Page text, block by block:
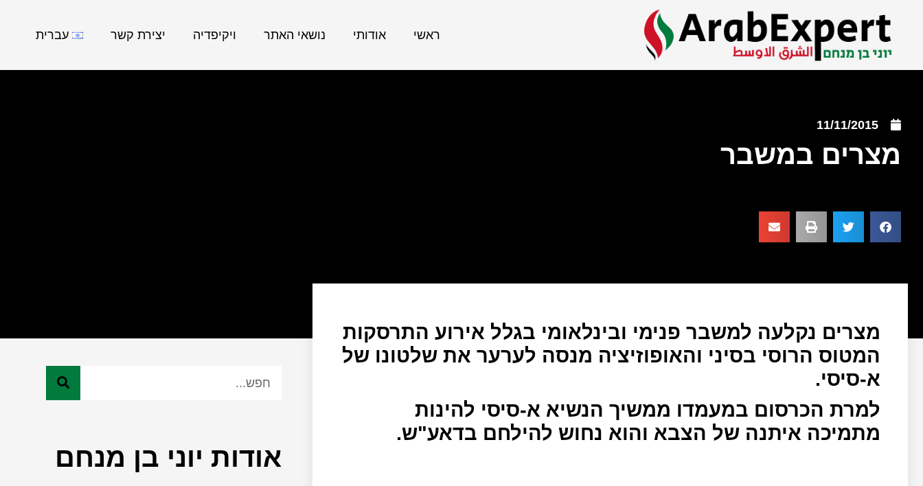
ראשי אודותי נושאי האתר ויקיפדיה יצירת קשר עברית
11/11/2015
מצרים במשבר
מצרים נקלעה למשבר פנימי ובינלאומי בגלל אירוע התרסקות
המטוס הרוסי בסיני והאופוזיציה מנסה לערער את שלטונו של
א-סיסי.
למרת הכרסום במעמדו ממשיך הנשיא א-סיסי להינות
מתמיכה איתנה של הצבא והוא נחוש להילחם בדאע"ש.
אודות יוני בן מנחם